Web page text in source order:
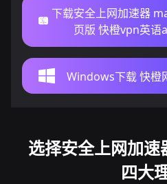
下载安全上网加速器
页版 快橙vpn英语
Windows下载 快橙
选择安全上网加
四大